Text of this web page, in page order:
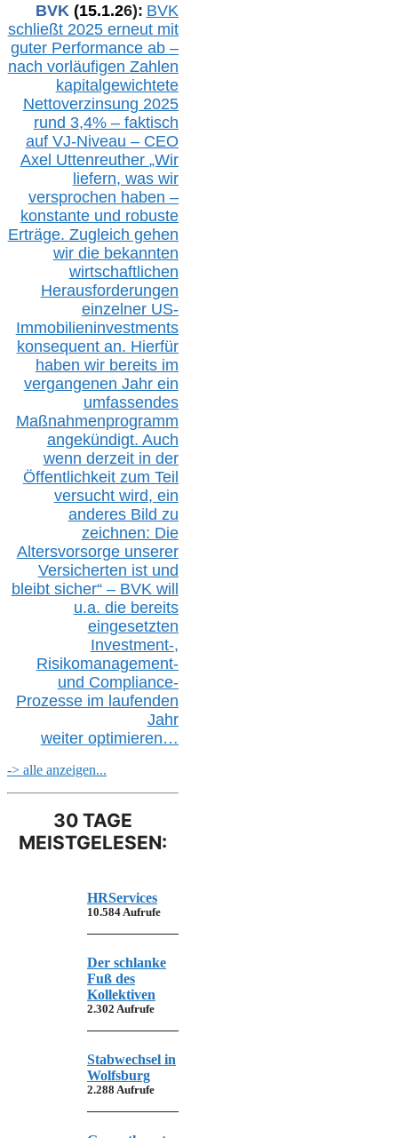
BVK (15.1.26): BVK
schließt 2025 erneut mit
guter Performance ab –
nach vorläufigen Zahlen
kapitalgewichtete
Nettoverzinsung 2025
rund 3,4% – faktisch
auf VJ-Niveau – CEO
Axel Uttenreuther „Wir
liefern, was wir
versprochen haben –
konstante und robuste
Erträge. Zugleich gehen
wir die bekannten
wirtschaftlichen
Herausforderungen
einzelner US-
Immobilieninvestments
konsequent an. Hierfür
haben wir bereits im
vergangenen Jahr ein
umfassendes
Maßnahmenprogramm
angekündigt. Auch
wenn derzeit in der
Öffentlichkeit zum Teil
versucht wird, ein
anderes Bild zu
zeichnen: Die
Altersvorsorge unserer
Versicherten ist und
bleibt sicher“ – BVK will
u.a. die bereits
eingesetzten
Investment-,
Risikomanagement-
und Compliance-
Prozesse im laufenden
Jahr
weiter optimieren…
-> alle anzeigen...
30 TAGE
MEISTGELESEN:
HRServices
10.584 Aufrufe
Der schlanke
Fuß des
Kollektiven
2.302 Aufrufe
Stabwechsel in
Wolfsburg
2.288 Aufrufe